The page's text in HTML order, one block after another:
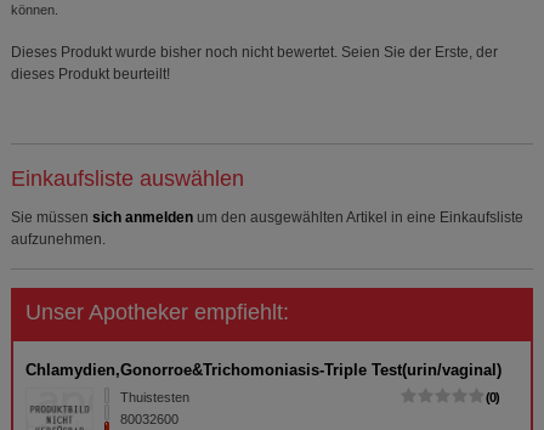
können.
Dieses Produkt wurde bisher noch nicht bewertet. Seien Sie der Erste, der
dieses Produkt beurteilt!
Einkaufsliste auswählen
Sie müssen sich anmelden um den ausgewählten Artikel in eine Einkaufsliste
aufzunehmen.
Unser Apotheker empfiehlt:
Chlamydien,Gonorroe&Trichomoniasis-Triple Test(urin/vaginal)
Thuistesten
80032600
0